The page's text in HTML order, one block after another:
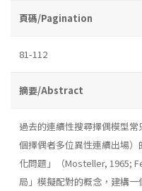
頁碼/Pagination
81-112
摘要/Abstract
過去的連續性搜尋擇偶模型
個擇偶者多位異性連續出場
化問題」（Mosteller, 1965;
局」模擬配對的概念，建構